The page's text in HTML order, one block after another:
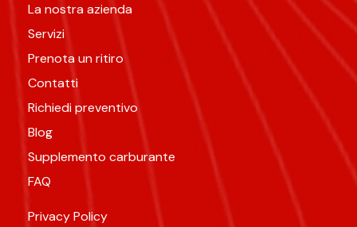
La nostra azienda
Servizi
Prenota un ritiro
Contatti
Richiedi preventivo
Blog
Supplemento carburante
FAQ
Privacy Policy